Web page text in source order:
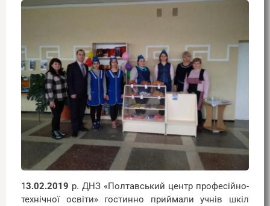
13.02.2019 р. ДНЗ «Полтавський центр професійно-
технічної освіти» гостинно приймали учнів шкіл